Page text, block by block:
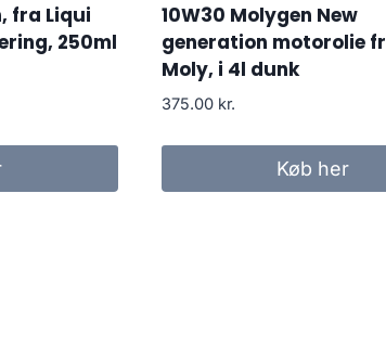
fra Liqui
250ml
10W30 Molygen New
generation motorolie
Moly, i 4l dunk
375.00 kr.
Køb her